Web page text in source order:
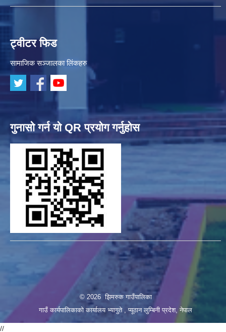
ट्वीटर फिड
सामाजिक सञ्जालका लिंकहरु
गुनासो गर्न यो QR प्रयोग गर्नुहोस
© 2026 झिमरुक गाउँपालिका
गाउँ कार्यपालिकाको कार्यालय भ्यागुते , प्यूठान लुम्बिनी प्रदेश, नेपाल
//